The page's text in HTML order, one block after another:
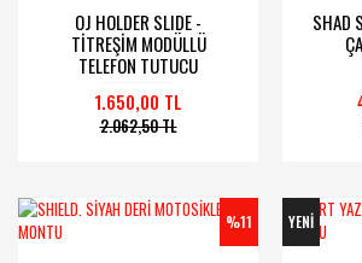
OJ HOLDER SLIDE -
TİTREŞİM MODÜLLÜ
TELEFON TUTUCU
1.650,00 TL
2.062,50 TL
SHAD
%11 YENİ